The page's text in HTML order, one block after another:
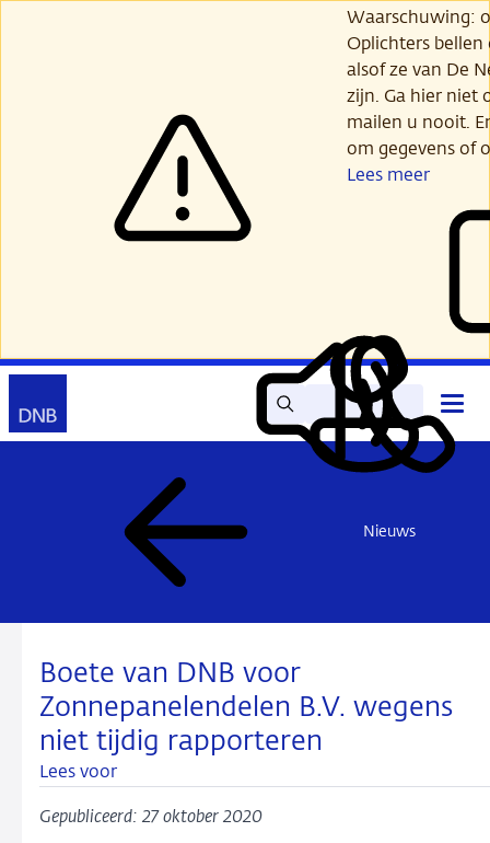
Waarschuwing:
Oplichters
alsof ze van De
zijn. Ga hier niet
mailen u nooit.
om gegevens of
Lees meer
Zoek Lees
voor
Mijn
DNB
Contact
Nieuws
Boete van DNB voor
Zonnepanelendelen B.V. wegens
niet tijdig rapporteren
Lees voor
Gepubliceerd: 27 oktober 2020